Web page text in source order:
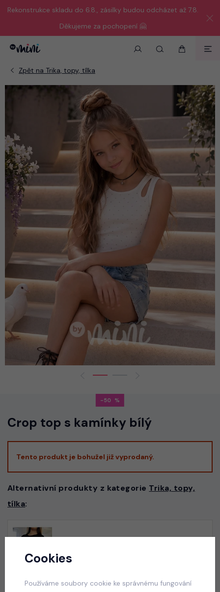
Rekonstrukce skladu do 6.8., zásilky budou odcházet až 7.8.
Děkujeme za pochopení 🤗
-50
Crop top s kamínky bílý
Tento produkt je bohužel již vyprodaný.
Alternativní produkty z kategorie Trika, topy,
tílka:
Six Seven triko černé
skladem
Cookies
Používáme soubory cookie ke správnému fungování